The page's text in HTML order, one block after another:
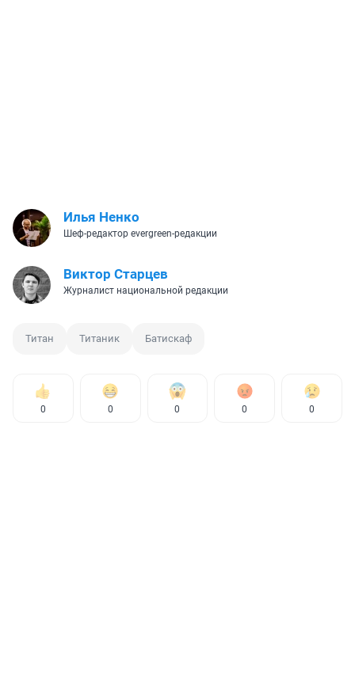
Илья Ненко
Шеф-редактор evergreen-редакции
Виктор Старцев
Журналист национальной редакции
Титан Титаник Батискаф
0 0 0 0 0